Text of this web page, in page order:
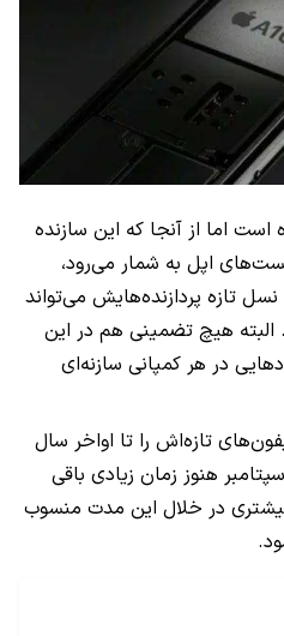
است اما از آنجا که این سازنده
اپل به شمار می‌رود،
تازه پردازنده‌هایش می‌تواند
هیچ تضمینی هم در این
در هر کمپانی سازنه‌ای
تازه‌اش را تا اواخر سال
سپتامبر هنوز زمان زیادی باقی
در خلال این مدت منسوب